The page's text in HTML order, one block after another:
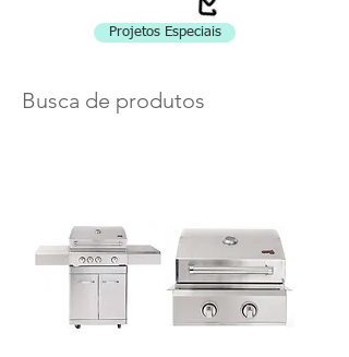
Projetos Especiais
Busca de produtos